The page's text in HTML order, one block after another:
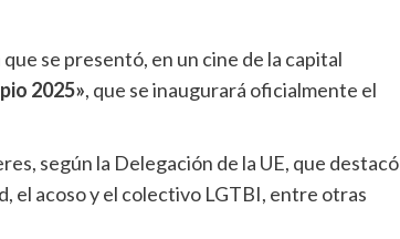
se presentó, en un cine de la capital
2025», que se inaugurará oficialmente el
según la Delegación de la UE, que destacó
el acoso y el colectivo LGTBI, entre otras